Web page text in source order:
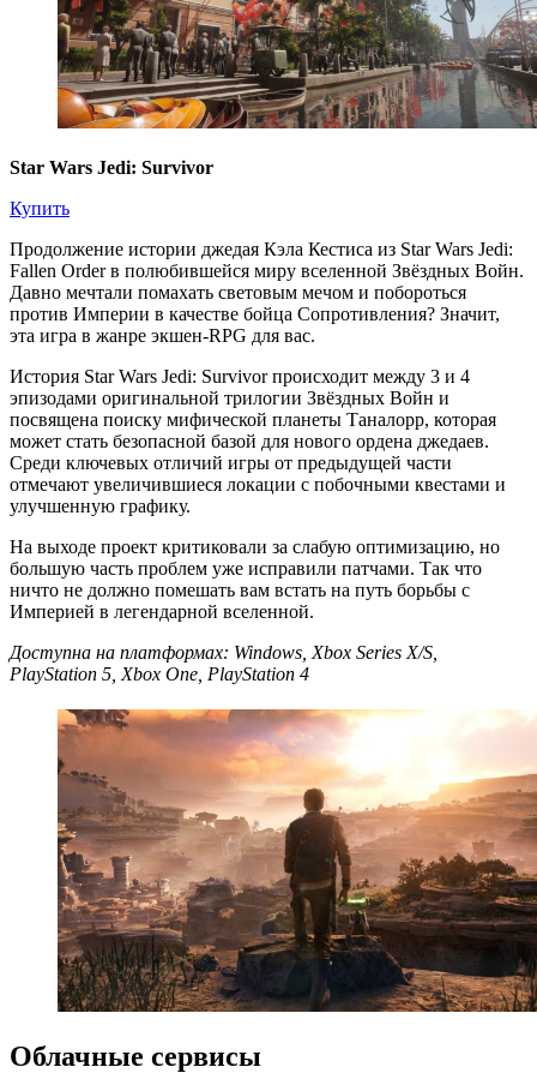
Star Wars Jedi: Survivor
Купить
Продолжение истории джедая Кэла Кестиса из Star Wars Jedi:
Fallen Order в полюбившейся миру вселенной Звёздных Войн.
Давно мечтали помахать световым мечом и побороться
против Империи в качестве бойца Сопротивления? Значит,
эта игра в жанре экшен-RPG для вас.
История Star Wars Jedi: Survivor происходит между 3 и 4
эпизодами оригинальной трилогии Звёздных Войн и
посвящена поиску мифической планеты Таналорр, которая
может стать безопасной базой для нового ордена джедаев.
Среди ключевых отличий игры от предыдущей части
отмечают увеличившиеся локации с побочными квестами и
улучшенную графику.
На выходе проект критиковали за слабую оптимизацию, но
большую часть проблем уже исправили патчами. Так что
ничто не должно помешать вам встать на путь борьбы с
Империей в легендарной вселенной.
Доступна на платформах: Windows, Xbox Series X/S,
PlayStation 5, Xbox One, PlayStation 4
Облачные сервисы